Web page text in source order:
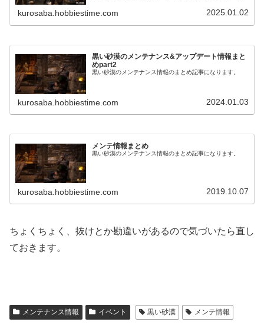
kurosaba.hobbiestime.com 2025.01.02
黒い砂漠のメンテナンス&アップデート情報まと
めpart2
黒い砂漠のメンテナンス情報のまとめ記事になります。
kurosaba.hobbiestime.com 2024.01.03
メンテ情報まとめ
黒い砂漠のメンテナンス情報のまとめ記事になります。
kurosaba.hobbiestime.com 2019.10.07
ちょくちょく、抜けとか勘違いがあるので気づいたら直し
ておきます。
メンテナンス情報 イベント 黒い砂漠 メンテ情報